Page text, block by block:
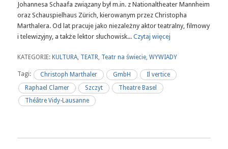
Johannesa Schaafa związany był m.in. z Nationaltheater Mannheim
oraz Schauspielhaus Zürich, kierowanym przez Christopha
Marthalera. Od lat pracuje jako niezależny aktor teatralny, filmowy
i telewizyjny, a także lektor słuchowisk... Czytaj więcej
KATEGORIE: KULTURA, TEATR, Teatr na świecie, WYWIADY
Tagi: Christoph Marthaler GmbH
Il vertice
Raphael Clamer
Szczyt
Theatre Basel
Théâtre Vidy-Lausanne